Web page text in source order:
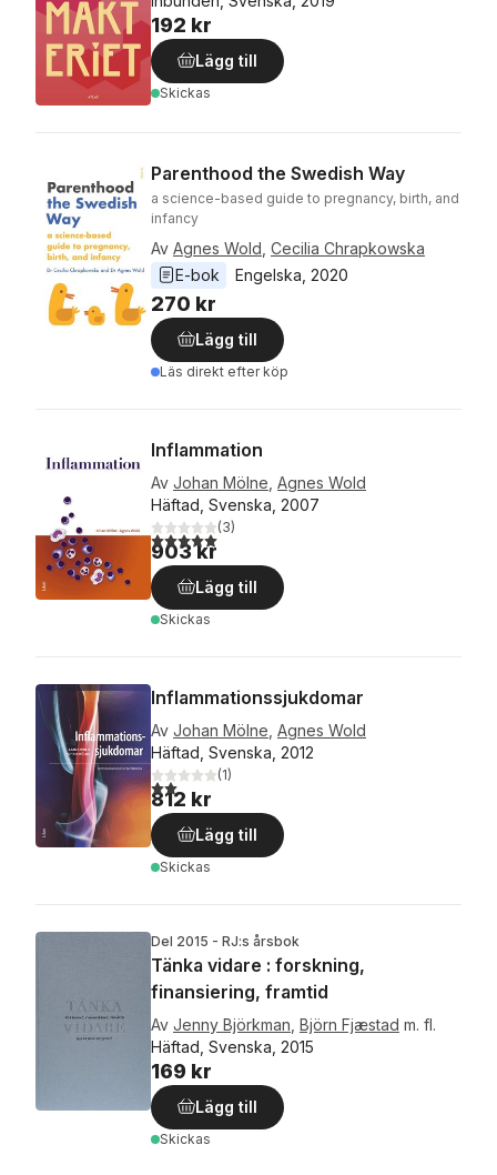
192 kr
Lägg till
Skickas
Parenthood the Swedish Way
a science-based guide to pregnancy, birth, and
infancy
Av Agnes Wold Cecilia Chrapkowska
E-bok
Engelska 2020
270 kr
Lägg till
Läs direkt efter köp
Inflammation
Av Johan Mölne Agnes Wold
Häftad, Svenska, 2007
5,0utav 5 stjärnor. Totalt antal röster:
(3)
903 kr
Lägg till
Skickas
Inflammationssjukdomar
Av Johan Mölne Agnes Wold
Häftad, Svenska, 2012
2,0utav 5 stjärnor. Totalt antal röster:
(1)
812 kr
Lägg till
Skickas
Del 2015 - RJ:s årsbok
Tänka vidare : forskning,
finansiering, framtid
Av Jenny Björkman Björn Fjæstad m. fl.
Häftad, Svenska, 2015
169 kr
Lägg till
Skickas